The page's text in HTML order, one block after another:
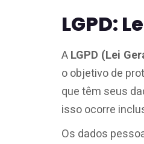
LGPD:
A LGPD (Lei
o objetivo de
que têm seus
isso ocorre
Os dados